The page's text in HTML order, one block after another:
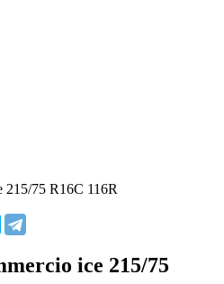
75 R16C 116R
ice 215/75